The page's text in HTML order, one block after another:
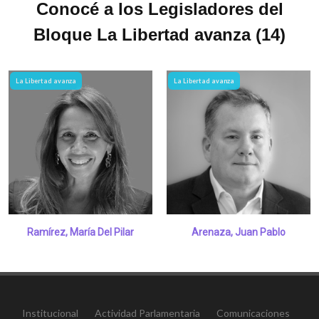
Conocé a los Legisladores del
Bloque La Libertad avanza (14)
La Libertad avanza
Ramírez, María Del Pilar
La Libertad avanza
Arenaza, Juan Pablo
Institucional Actividad Parlamentaria Comunicaciones